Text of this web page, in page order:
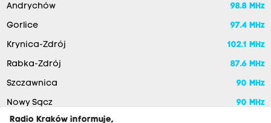
Andrychów 98.8 MHz
Gorlice 97.4 MHz
Krynica-Zdrój 102.1 MHz
Rabka-Zdrój 87.6 MHz
Szczawnica 90 MHz
Nowy Sącz
90 MHz
Radio Kraków informuje,